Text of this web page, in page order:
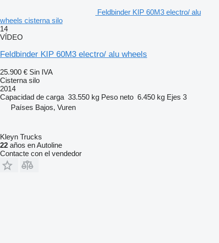
Feldbinder KIP 60M3 electro/ alu
wheels cisterna silo
14
VÍDEO
Feldbinder KIP 60M3 electro/ alu wheels
25.900 € Sin IVA
Cisterna silo
2014
Capacidad de carga 33.550 kg Peso neto 6.450 kg Ejes 3
Países Bajos, Vuren
Kleyn Trucks
22 años en Autoline
Contacte con el vendedor